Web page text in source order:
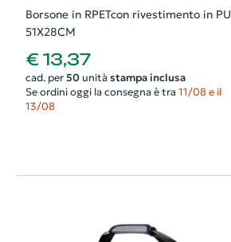
Borsone in RPETcon rivestimento in PU
51X28CM
€ 13,37
cad. per 50unità stampa inclusa
Se ordini oggi la consegna è tra 11/08 e il
13/08